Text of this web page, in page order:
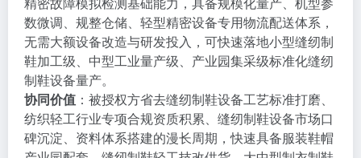
数微调、规整仓储、轻型精密设备专用物流配送体系，
无需大额设备改造与研发投入，可快速落地小型缝纫制
鞋加工级、中型工业量产级、产业园集采级标准化缝纫
制鞋设备量产。
协同价值 ：被授权方省去缝纫制鞋设备工艺标准打磨、
纺织轻工行业专项合规资质积累、缝纫制鞋设备市场口
碑沉淀、资料体系搭建的漫长周期，快速具备服装鞋帽